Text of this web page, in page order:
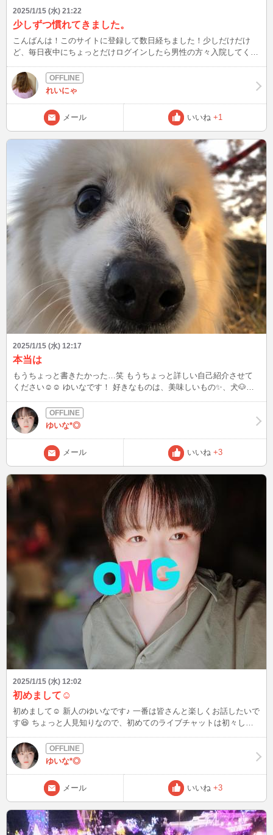
2025/1/15 (水) 21:22
少しずつ慣れてきました。
こんばんは！このサイトに登録して数日経ちました！少しだけだけ
ど、毎日夜中にちょっとだけログインしたら男性の方々入院してくだ
う！それから覗きをしてくださった方々もありがとうございます！今
度は入室してきてね！
れいにゃ
メール いいね +1
2025/1/15 (水) 12:17
本当は
もうちょっと書きたかった…笑 もうちょっと詳しい自己紹介させて
ください☺☺ ゆいなです！ 好きなものは、美味しいもの✨、犬🐶、
YouTuberさん、VTuberさん)を見る事や、マンガやアニメを見ること
です💗最近は私の中で転生ものがアツイです！ 実家暮らしでめちゃ
めちゃ可愛いわんちゃんも飼っています💗 よろしくお願いします☺
ゆいな*◎
メール いいね +3
2025/1/15 (水) 12:02
初めまして☺
初めまして☺ 新人のゆいなです♪ 一番は皆さんと楽しくお話したいで
す😆 ちょっと人見知りなので、初めてのライブチャットは初々しい
ゆいな*◎
メール いいね +3